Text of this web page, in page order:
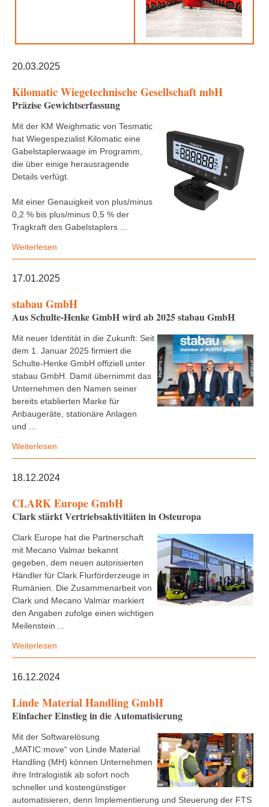
20.03.2025
Kilomatic Wiegetechnische Gesellschaft mbH
Präzise Gewichtserfassung
Mit der KM Weighmatic von Tesmatic
hat Wiegespezialist Kilomatic eine
Gabelstaplerwaage im Programm,
die über einige herausragende
Details verfügt.
Mit einer Genauigkeit von plus/minus
0,2 % bis plus/minus 0,5 % der
Tragkraft des Gabelstaplers ...
Weiterlesen
17.01.2025
stabau GmbH
Aus Schulte-Henke GmbH wird ab 2025 stabau GmbH
Mit neuer Identität in die Zukunft: Seit
dem 1. Januar 2025 firmiert die
Schulte-Henke GmbH offiziell unter
stabau GmbH. Damit übernimmt das
Unternehmen den Namen seiner
bereits etablierten Marke für
Anbaugeräte, stationäre Anlagen
und ...
Weiterlesen
18.12.2024
CLARK Europe GmbH
Clark stärkt Vertriebsaktivitäten in Osteuropa
Clark Europe hat die Partnerschaft
mit Mecano Valmar bekannt
gegeben, dem neuen autorisierten
Händler für Clark Flurförderzeuge in
Rumänien. Die Zusammenarbeit von
Clark und Mecano Valmar markiert
den Angaben zufolge einen wichtigen
Meilenstein ...
Weiterlesen
16.12.2024
Linde Material Handling GmbH
Einfacher Einstieg in die Automatisierung
Mit der Softwarelösung
„MATIC:move“ von Linde Material
Handling (MH) können Unternehmen
ihre Intralogistik ab sofort noch
schneller und kostengünstiger
automatisieren, denn Implementierung und Steuerung der FTS